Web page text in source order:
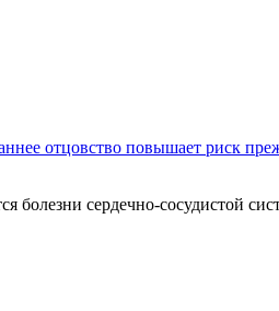
отцовство повышает риск
сердечно-сосудистой